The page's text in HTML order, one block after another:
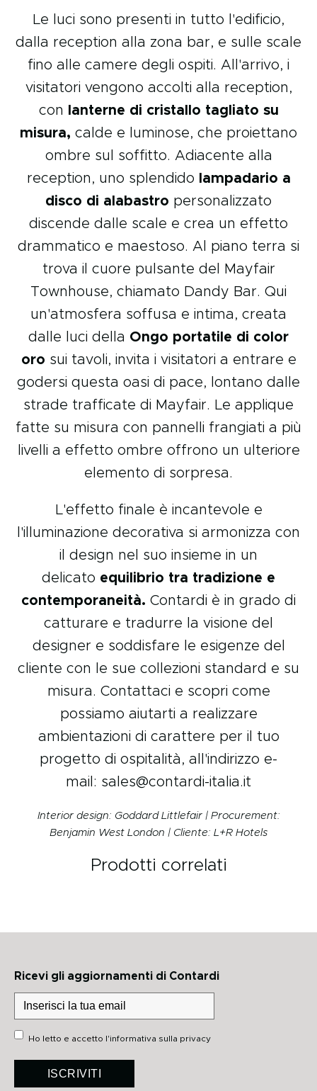
Le luci sono presenti in tutto l'edificio,
dalla reception alla zona bar, e sulle scale
fino alle camere degli ospiti. All'arrivo, i
visitatori vengono accolti alla reception,
con
lanterne di cristallo tagliato su
misura, calde e luminose, che proiettano
ombre sul soffitto. Adiacente alla
reception, uno splendido
lampadario a
disco di alabastro personalizzato
discende dalle scale e crea un effetto
drammatico e maestoso. Al piano terra si
trova il cuore pulsante del Mayfair
Townhouse, chiamato Dandy Bar. Qui
un'atmosfera soffusa e intima, creata
dalle luci della Ongo portatile di color
oro sui tavoli, invita i visitatori a entrare e
godersi questa oasi di pace, lontano dalle
strade trafficate di Mayfair. Le applique
fatte su misura con pannelli frangiati a più
livelli a effetto ombre offrono un ulteriore
elemento di sorpresa.
L'effetto finale è incantevole e
l'illuminazione decorativa si armonizza con
il design nel suo insieme in un
delicato equilibrio tra tradizione e
contemporaneità. Contardi è in grado di
catturare e tradurre la visione del
designer e soddisfare le esigenze del
cliente con le sue collezioni standard e su
misura. Contattaci e scopri come
possiamo aiutarti a realizzare
ambientazioni di carattere per il tuo
progetto di ospitalità, all'indirizzo e-
mail: sales@contardi-italia.it
Interior design: Goddard Littlefair | Procurement:
Benjamin West London | Cliente: L+R Hotels
Prodotti correlati
Ricevi gli aggiornamenti di Contardi
Ho letto e accetto l'informativa sulla privacy
ISCRIVITI